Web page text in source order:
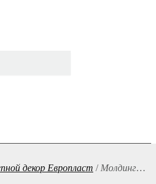
декор Европласт / Молдинг